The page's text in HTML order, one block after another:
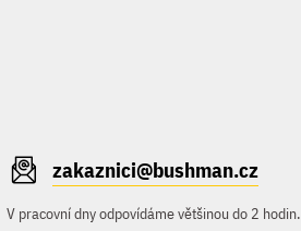
zakaznici@bushman.cz
V pracovní dny odpovídáme většinou do 2 hodin.